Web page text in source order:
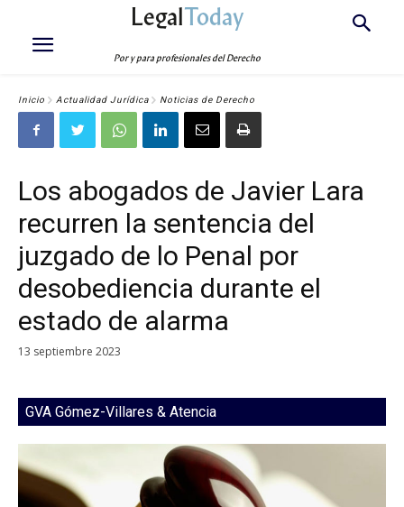
LegalToday
Por y para profesionales del Derecho
Inicio Actualidad Jurídica Noticias de Derecho
Los abogados de Javier Lara
recurren la sentencia del
juzgado de lo Penal por
desobediencia durante el
estado de alarma
13 septiembre 2023
GVA Gómez-Villares & Atencia